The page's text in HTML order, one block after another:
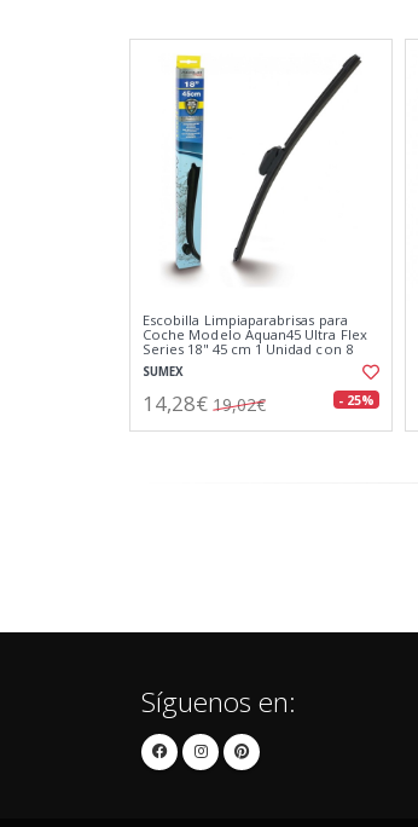
Escobilla Limpiaparabrisas para
Coche Modelo Aquan45 Ultra Flex
Series 18" 45 cm 1 Unidad con 8
Adaptadores
SUMEX
14,28€ 19,02€ - 25%
Síguenos en: